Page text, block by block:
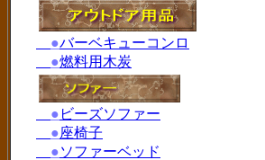
●バーベキューコンロ
●燃料用木炭
● ビーズソファー
●座椅子
●ソファーベッド